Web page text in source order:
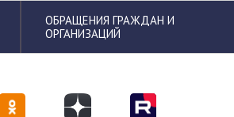
ОБРАЩЕНИЯ ГРАЖДАН И
ОРГАНИЗАЦИЙ